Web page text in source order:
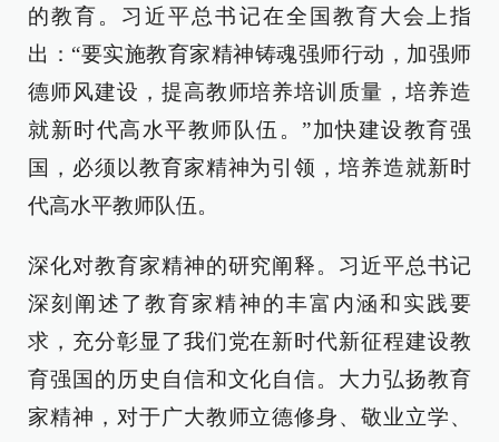
的教育。习近平总书记在全国教育大会上指
出：“要实施教育家精神铸魂强师行动，加强师
德师风建设，提高教师培养培训质量，培养造
就新时代高水平教师队伍。”加快建设教育强
国，必须以教育家精神为引领，培养造就新时
代高水平教师队伍。
深化对教育家精神的研究阐释。习近平总书记
深刻阐述了教育家精神的丰富内涵和实践要
求，充分彰显了我们党在新时代新征程建设教
育强国的历史自信和文化自信。大力弘扬教育
家精神，对于广大教师立德修身、敬业立学、